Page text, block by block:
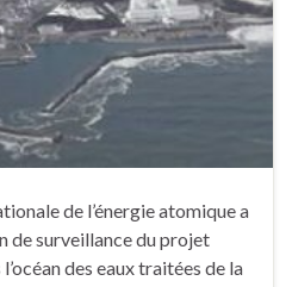
de l’énergie atomique a
de surveillance du projet
des eaux traitées de la